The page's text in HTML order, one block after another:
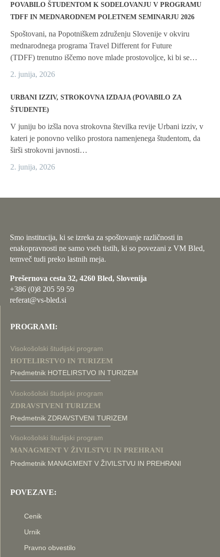
POVABILO ŠTUDENTOM K SODELOVANJU V PROGRAMU
TDFF IN MEDNARODNEM POLETNEM SEMINARJU 2026
Spoštovani, na Popotniškem združenju Slovenije v okviru
mednarodnega programa Travel Different for Future
(TDFF) trenutno iščemo nove mlade prostovoljce, ki bi se…
2. junija, 2026
URBANI IZZIV, STROKOVNA IZDAJA (POVABILO ZA
ŠTUDENTE)
V juniju bo izšla nova strokovna številka revije Urbani izziv, v
kateri je ponovno veliko prostora namenjenega študentom, da
širši strokovni javnosti…
2. junija, 2026
Smo institucija, ki se izreka za spoštovanje različnosti in
enakopravnosti ne samo vseh tistih, ki so povezani z VM Bled,
temveč tudi preko lastnih meja.
Prešernova cesta 32, 4260 Bled, Slovenija
+386 (0)8 205 59 59
referat@vs-bled.si
PROGRAMI:
Visokošolski študijski program
HOTELIRSTVO IN TURIZEM
Predmetnik HOTELIRSTVO IN TURIZEM
Visokošolski študijski program
ZDRAVSTVENI TURIZEM
Predmetnik ZDRAVSTVENI TURIZEM
Visokošolski študijski program
MANAGMENT V ŽIVILSTVU IN PREHRANI
Predmetnik MANAGMENT V ŽIVILSTVU IN PREHRANI
POVEZAVE:
Cenik
Urnik
Pravno obvestilo